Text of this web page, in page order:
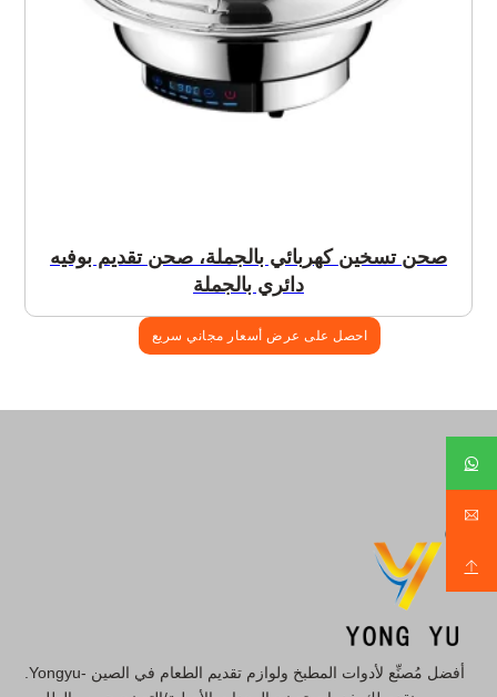
صحن تسخين كهربائي بالجملة، صحن تقديم بوفيه
دائري بالجملة
احصل على عرض أسعار مجاني سريع
أفضل مُصنِّع لأدوات المطبخ ولوازم تقديم الطعام في الصين -Yongyu.